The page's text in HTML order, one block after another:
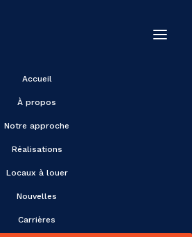
Accueil
À propos
Notre approche
Réalisations
Locaux à louer
Nouvelles
Carrières